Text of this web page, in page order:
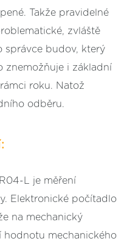
Takže pravidelné
zvláště
správce budov, který
znemožňuje i základní
roku. Natož
odběru.
L je měření
Elektronické počítadlo
na mechanický
hodnotu mechanického